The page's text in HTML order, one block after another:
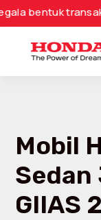
hanya
Mobil
GIIAS